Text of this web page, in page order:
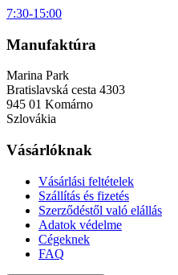
7:30-15:00
Manufaktúra
Marina Park
Bratislavská cesta 4303
945 01 Komárno
Szlovákia
Vásárlóknak
Vásárlási feltételek
Szállítás és fizetés
Szerződéstől való elállás
Adatok védelme
Cégeknek
FAQ